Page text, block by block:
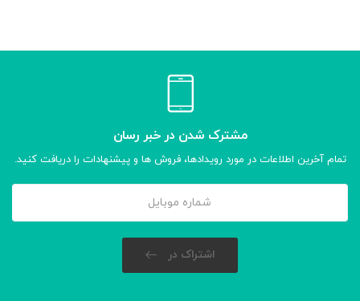
مشترک شدن در خبر رسان
تمام آخرین اطلاعات در مورد رویدادها، فروش ها و پیشنهادات را دریافت کنید.
اشتراک در